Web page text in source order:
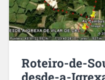
Roteiro-de-